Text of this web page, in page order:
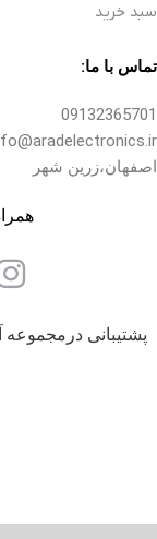
سبد خرید
تماس با ما:
09132365701
اصفهان،زرین شهر
پشتیبانی